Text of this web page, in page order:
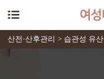
산전·산후관리 > 습관성 유산